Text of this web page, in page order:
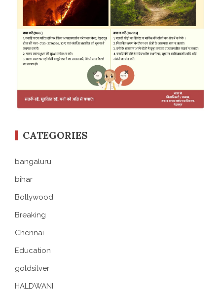
CATEGORIES
bangaluru
bihar
Bollywood
Breaking
Chennai
Education
goldsilver
HALDWANI